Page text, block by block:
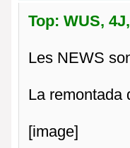
Top: WUS,
Les NEWS
La remontada
[image]